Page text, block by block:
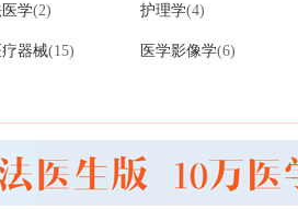
学(2) 护理学(4)
疗器械(15) 医学影像学(6)